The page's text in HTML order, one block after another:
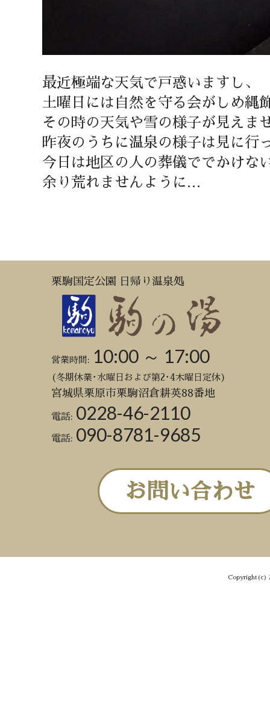
最近極端な天気で戸惑いますし、
土曜日には自然を守る会がしめ縄
その時の天気や雪の様子が見えま
昨夜のうちに温泉の様子は見に行
今日は地区の人の葬儀ででかけな
余り荒れませんように…
栗駒国定公園 日帰り温泉処
営業時間: 10:00 ～ 17:00
(冬期休業･水曜日および第2･4木曜日定休)
宮城県栗原市栗駒沼倉耕英88番地
電話: 0228-46-2110
電話: 090-8781-9685
お問い合わせ
Copyright(c)